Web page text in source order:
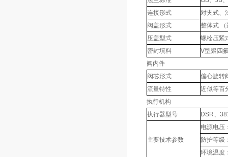
连接形式
对夹式、
阀盖形式
整体式
压盖型式
螺栓压紧
密封填料
V型聚四
阀内件
阀芯形式
偏心旋转
流量特性
近似等百
执行机构
执行器型号
DSR、
主要技术参数
电源电压
防护等级
环境温度